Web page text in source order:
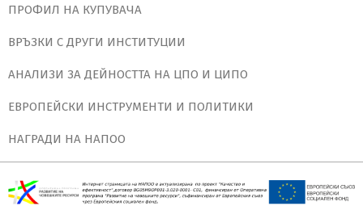
ПРОФИЛ НА КУПУВАЧА
ВРЪЗКИ С ДРУГИ ИНСТИТУЦИИ
АНАЛИЗИ ЗА ДЕЙНОСТТА НА ЦПО И ЦИПО
ЕВРОПЕЙСКИ ИНСТРУМЕНТИ И ПОЛИТИКИ
НАГРАДИ НА НАПОО